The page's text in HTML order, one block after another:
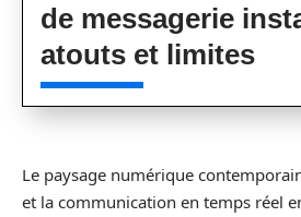
de messagerie
atouts et limites
Le paysage numérique
et la communication en temps réel